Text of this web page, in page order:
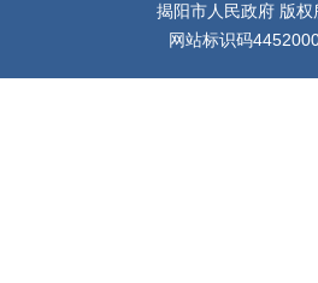
揭阳市人民政府 版
网站标识码